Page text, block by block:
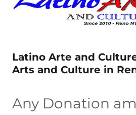
Latino Arte and
Arts and Culture in
Any Donation